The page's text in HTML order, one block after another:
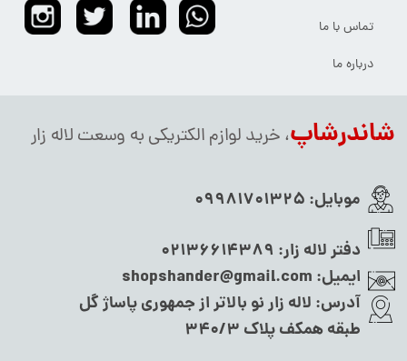
شاندرشاپ، خرید لوازم الکتریکی به وسعت لاله زار
موبایل: 09981701325
دفتر لاله زار: 02136614389
ایمیل: shopshander@gmail.com
آدرس: لاله زار نو بالاتر از جمهوری پاساژ گل
طبقه همکف پلاک ۳۴۰/۳
تماس با ما
درباره ما